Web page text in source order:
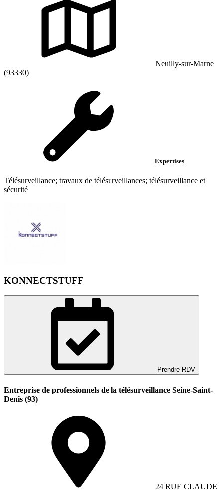
Neuilly-sur-Marne
(93330)
Expertises
Télésurveillance; travaux de télésurveillances; télésurveillance et
sécurité
KONNECTSTUFF
Prendre RDV
Entreprise de professionnels de la télésurveillance Seine-Saint-
Denis (93)
24 RUE CLAUDE